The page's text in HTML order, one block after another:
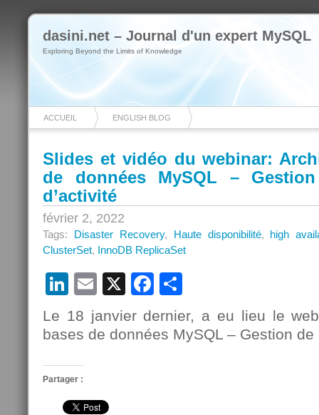
dasini.net – Journal d'un expert MySQL
Exploring Beyond the Limits of Knowledge
ACCUEIL ENGLISH BLOG
Slides et vidéo du webinar:
de données MySQL –
d’activité
février 2, 2022
Tags: Disaster Recovery, Haute disponibilité, high
ClusterSet, InnoDB ReplicaSet
LinkedIn
Email
X Facebook
Le 18 janvier dernier, a eu lieu le
bases de données MySQL – Gestion de
Partager :